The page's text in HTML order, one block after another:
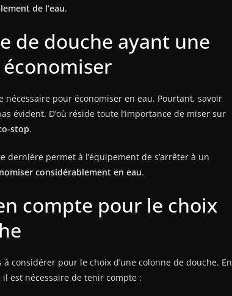
de l’eau.
de douche ayant une
pour économiser en eau. Pourtant, savoir
évident. D’où réside toute l’importance de miser sur
stop.
permet à l’équipement de s’arrêter à un
considérablement en eau.
compte pour le choix
considérer pour le choix d’une colonne de douche. En
est nécessaire de tenir compte :